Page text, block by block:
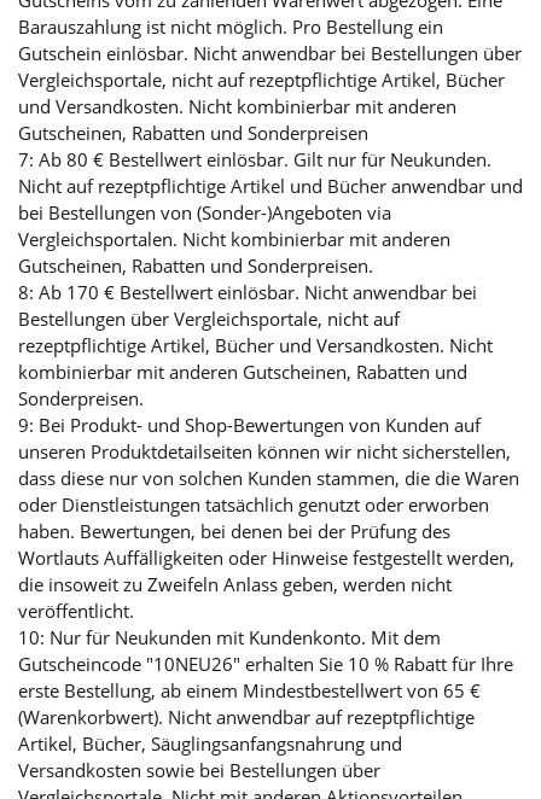
Barauszahlung ist nicht möglich. Pro Bestellung ein
Gutschein einlösbar. Nicht anwendbar bei Bestellungen über
Vergleichsportale, nicht auf rezeptpflichtige Artikel, Bücher
und Versandkosten. Nicht kombinierbar mit anderen
Gutscheinen, Rabatten und Sonderpreisen
7: Ab 80 € Bestellwert einlösbar. Gilt nur für Neukunden.
Nicht auf rezeptpflichtige Artikel und Bücher anwendbar und
bei Bestellungen von (Sonder-)Angeboten via
Vergleichsportalen. Nicht kombinierbar mit anderen
Gutscheinen, Rabatten und Sonderpreisen.
8: Ab 170 € Bestellwert einlösbar. Nicht anwendbar bei
Bestellungen über Vergleichsportale, nicht auf
rezeptpflichtige Artikel, Bücher und Versandkosten. Nicht
kombinierbar mit anderen Gutscheinen, Rabatten und
Sonderpreisen.
9: Bei Produkt- und Shop-Bewertungen von Kunden auf
unseren Produktdetailseiten können wir nicht sicherstellen,
dass diese nur von solchen Kunden stammen, die die Waren
oder Dienstleistungen tatsächlich genutzt oder erworben
haben. Bewertungen, bei denen bei der Prüfung des
Wortlauts Auffälligkeiten oder Hinweise festgestellt werden,
die insoweit zu Zweifeln Anlass geben, werden nicht
veröffentlicht.
10: Nur für Neukunden mit Kundenkonto. Mit dem
Gutscheincode "10NEU26" erhalten Sie 10 % Rabatt für Ihre
erste Bestellung, ab einem Mindestbestellwert von 65 €
(Warenkorbwert). Nicht anwendbar auf rezeptpflichtige
Artikel, Bücher, Säuglingsanfangsnahrung und
Versandkosten sowie bei Bestellungen über